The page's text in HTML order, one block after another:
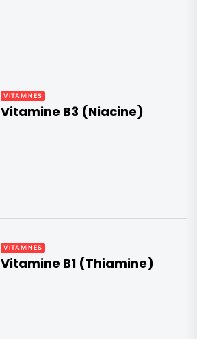
VITAMINES
Vitamine B3 (Niacine)
VITAMINES
Vitamine B1 (Thiamine)